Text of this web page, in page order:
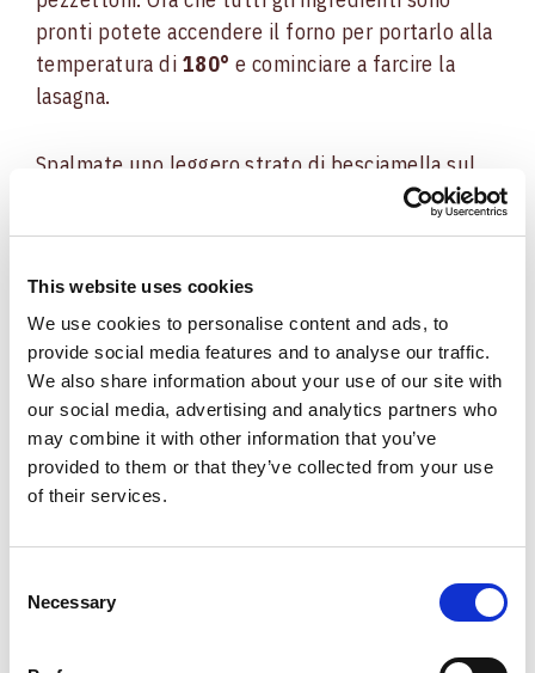
This website uses cookies
We use cookies to personalise content and ads, to
provide social media features and to analyse our traffic.
We also share information about your use of our site with
our social media, advertising and analytics partners who
may combine it with other information that you’ve
provided to them or that they’ve collected from your use
of their services.
Selection
Necessary
pronti potete accendere il forno per portarlo alla
temperatura di 180° e cominciare a farcire la
lasagna.
Spalmate uno leggero strato di besciamella sul
fondo della teglia e anche sui bordi in modo che
sequenza: besciamella, parmigiano, prosciutto
cotto, melanzane, mozzarella e salsiccia quindi
uno strato di pasta.
Tenete da parte un po' di besciamella da
stendere sull'ultimo strato con un po' di
parmigiano in modo da far dorare la superficie.
pronta.